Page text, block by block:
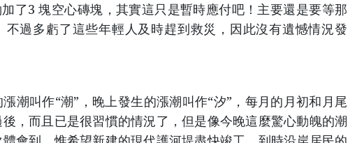
了3 塊空心磚塊，其實這只是暫時應付吧！主要還是要等那
不過多虧了這些年輕人及時趕到救災，因此沒有遺憾情況發
潮叫作“潮”，晚上發生的漲潮叫作“汐”，每月的月初和月尾
，而且已是很習慣的情況了，但是像今晚這麼驚心動魄的潮